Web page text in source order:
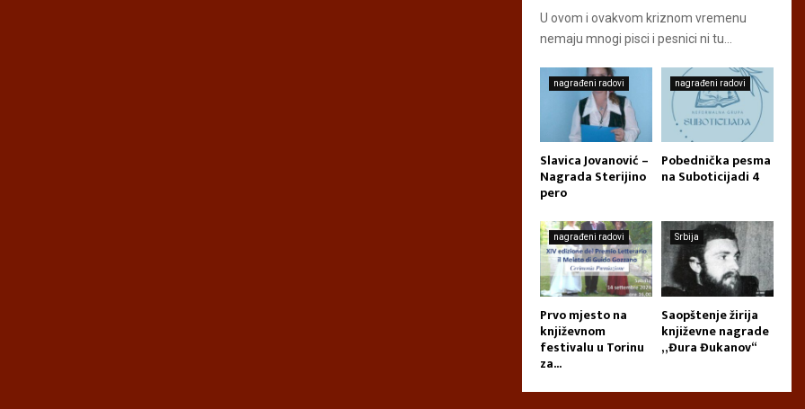
U ovom i ovakvom kriznom vremenu
nemaju mnogi pisci i pesnici ni tu...
nagrađeni radovi
Slavica Jovanović –
Nagrada Sterijino
pero
nagrađeni radovi
Pobednička pesma
na Suboticijadi 4
nagrađeni radovi
Prvo mjesto na
književnom
festivalu u Torinu
za...
Srbija
Saopštenje žirija
književne nagrade
„Đura Đukanov“